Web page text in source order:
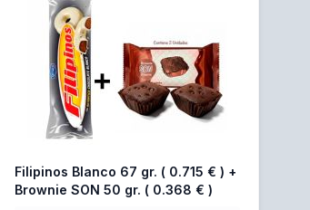
Filipinos Blanco 67 gr. ( 0.715 € ) +
Brownie SON 50 gr. ( 0.368 € )